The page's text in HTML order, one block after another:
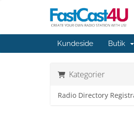
Kundeside Butik
Kategorier
Radio Directory